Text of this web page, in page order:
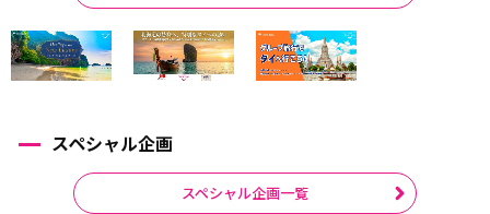
スペシャル企画
スペシャル企画一覧